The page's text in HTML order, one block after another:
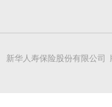
新华人寿保险股份有限公